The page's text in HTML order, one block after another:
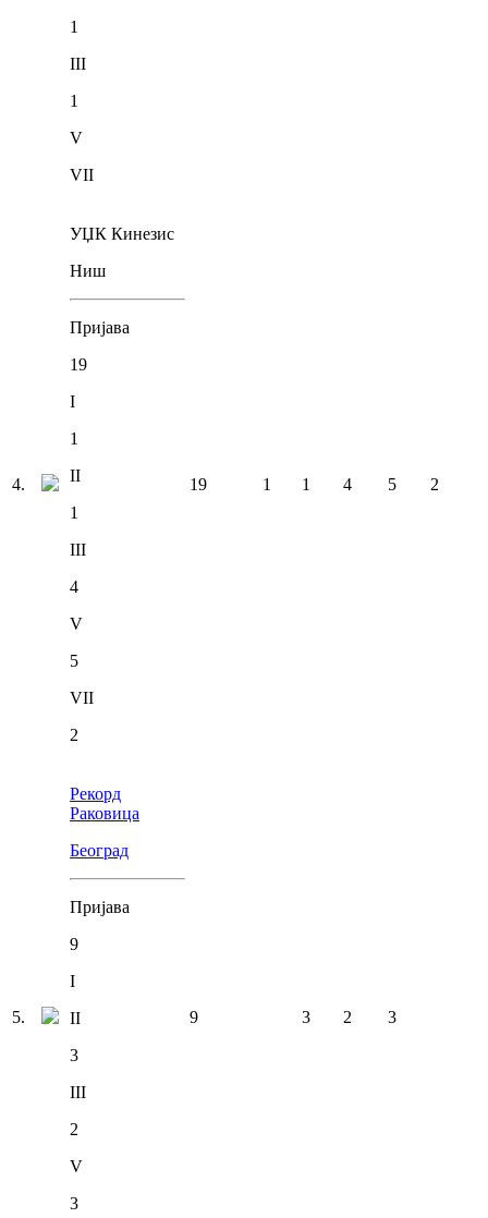
1
III
1
V
VII
4.
УЏК Кинезис
Ниш
Пријава
19
I
1
II
1
III
4
V
5
VII
2
19 1 1 4 5 2
5.
Рекорд
Раковица
Београд
Пријава
9
I
II
3
III
2
V
3
9 3 2 3